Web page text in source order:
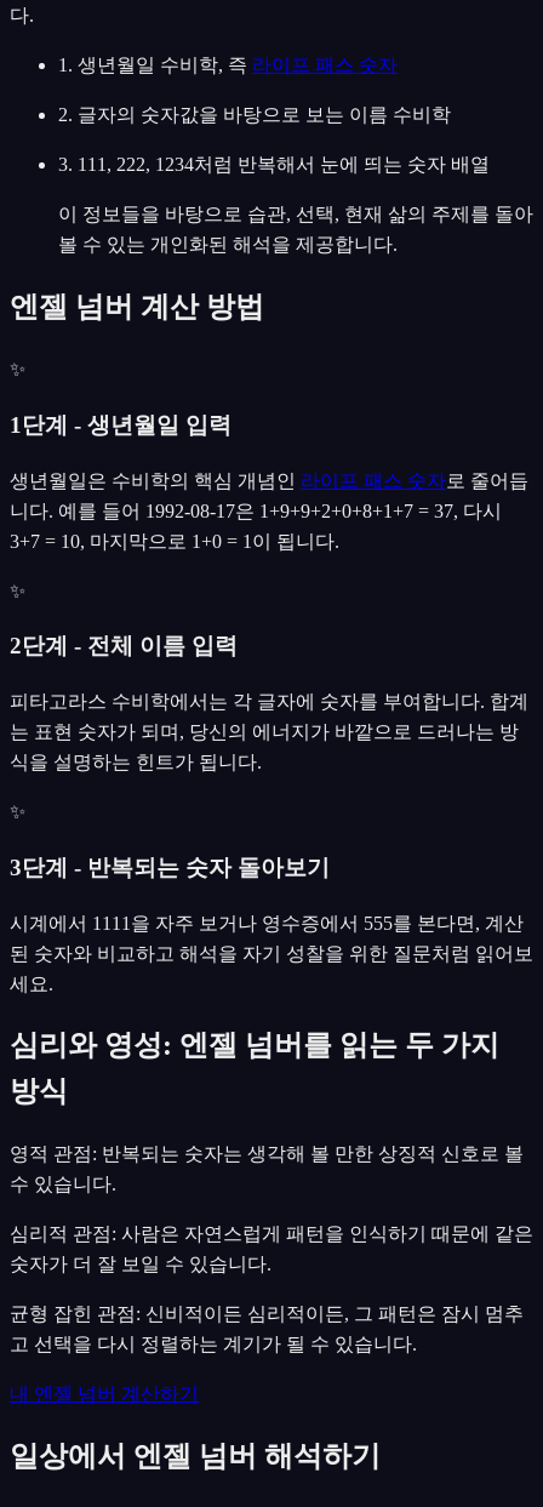
다.
1. 생년월일 수비학, 즉 라이프 패스 숫자
2. 글자의 숫자값을 바탕으로 보는 이름 수비학
3. 111, 222, 1234처럼 반복해서 눈에 띄는 숫자 배열
이 정보들을 바탕으로 습관, 선택, 현재 삶의 주제를 돌아
볼 수 있는 개인화된 해석을 제공합니다.
엔젤 넘버 계산 방법
✨
1단계 - 생년월일 입력
생년월일은 수비학의 핵심 개념인 라이프 패스 숫자로 줄어듭
니다. 예를 들어 1992-08-17은 1+9+9+2+0+8+1+7 = 37, 다시
3+7 = 10, 마지막으로 1+0 = 1이 됩니다.
✨
2단계 - 전체 이름 입력
피타고라스 수비학에서는 각 글자에 숫자를 부여합니다. 합계
는 표현 숫자가 되며, 당신의 에너지가 바깥으로 드러나는 방
식을 설명하는 힌트가 됩니다.
✨
3단계 - 반복되는 숫자 돌아보기
시계에서 1111을 자주 보거나 영수증에서 555를 본다면, 계산
된 숫자와 비교하고 해석을 자기 성찰을 위한 질문처럼 읽어보
세요.
심리와 영성: 엔젤 넘버를 읽는 두 가지
방식
영적 관점: 반복되는 숫자는 생각해 볼 만한 상징적 신호로 볼
수 있습니다.
심리적 관점: 사람은 자연스럽게 패턴을 인식하기 때문에 같은
숫자가 더 잘 보일 수 있습니다.
균형 잡힌 관점: 신비적이든 심리적이든, 그 패턴은 잠시 멈추
고 선택을 다시 정렬하는 계기가 될 수 있습니다.
내 엔젤 넘버 계산하기
일상에서 엔젤 넘버 해석하기